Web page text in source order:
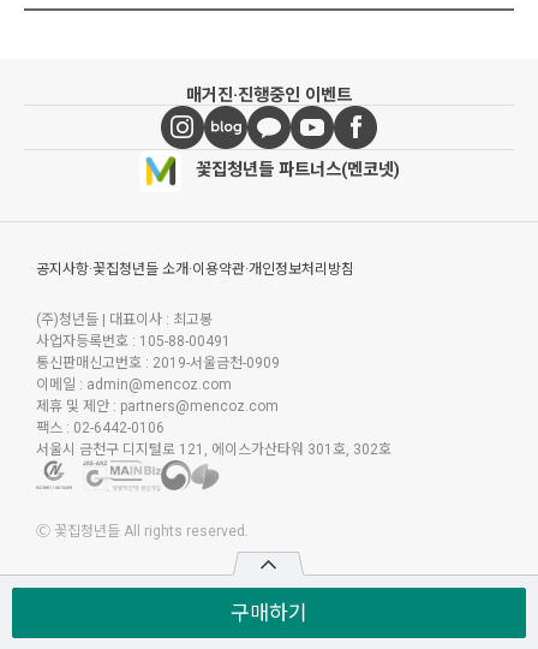
구매하기
매거진·진행중인 이벤트
꽃집청년들 파트너스(멘코넷)
공지사항·꽃집청년들 소개 ·이용약관·개인정보처리방침
(주)청년들 | 대표이사 : 최고봉
사업자등록번호 : 105-88-00491
통신판매신고번호 : 2019-서울금천-0909
이메일 : admin@mencoz.com
제휴 및 제안 : partners@mencoz.com
팩스 : 02-6442-0106
서울시 금천구 디지털로 121, 에이스가산타워 301호, 302호
Ⓒ 꽃집청년들 All rights reserved.